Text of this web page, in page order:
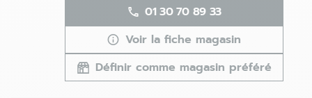
01 30 70 89 33
Voir la fiche magasin
Définir comme magasin préféré